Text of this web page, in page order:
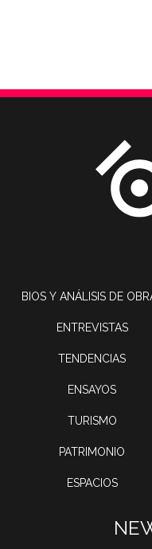
BIOS Y ANÁLISIS DE
ENTREVISTAS
TENDENCIAS
ENSAYOS
TURISMO
PATRIMONIO
ESPACIOS